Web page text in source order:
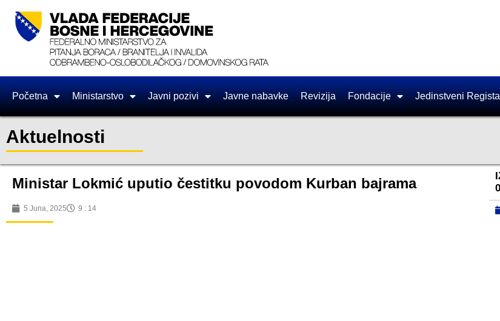
Početna Ministarstvo Javni pozivi Javne nabavke Revizija Fondacije Jedinstveni
Aktuelnosti
Ministar Lokmić uputio čestitku povodom Kurban bajrama
5 Juna, 2025 9 : 14